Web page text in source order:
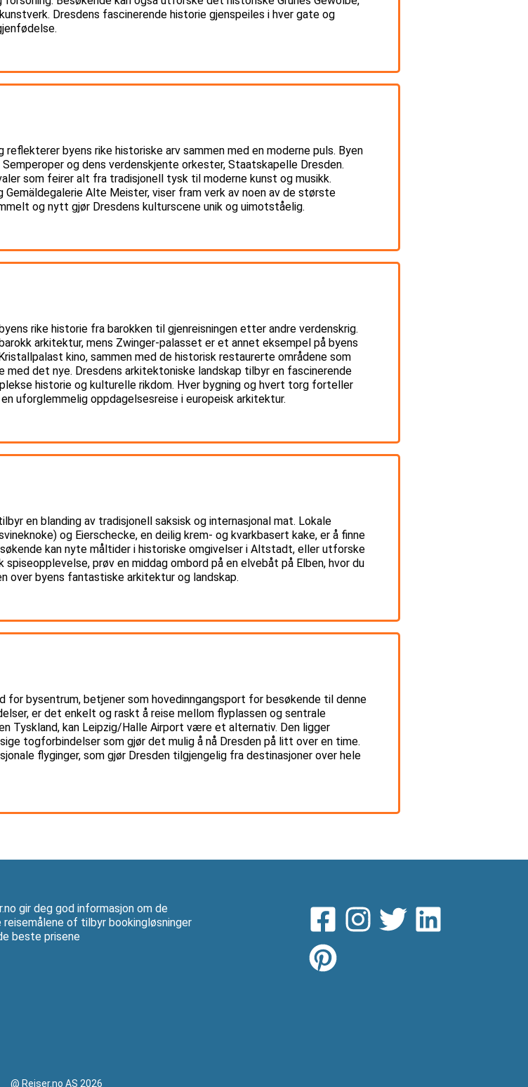
Dresdens fascinerende historie gjenspeiles i hver gate og
byens rike historiske arv sammen med en moderne puls. Byen
og dens verdenskjente orkester, Staatskapelle Dresden.
som feirer alt fra tradisjonell tysk til moderne kunst og musikk.
Alte Meister, viser fram verk av noen av de største
og nytt gjør Dresdens kulturscene unik og uimotståelig.
rike historie fra barokken til gjenreisningen etter andre verdenskrig.
arkitektur, mens Zwinger-palasset er et annet eksempel på byens
kino, sammen med de historisk restaurerte områdene som
det nye. Dresdens arkitektoniske landskap tilbyr en fascinerende
historie og kulturelle rikdom. Hver bygning og hvert torg forteller
uforglemmelig oppdagelsesreise i europeisk arkitektur.
en blanding av tradisjonell saksisk og internasjonal mat. Lokale
og Eierschecke, en deilig krem- og kvarkbasert kake, er å finne
kan nyte måltider i historiske omgivelser i Altstadt, eller utforske
prøv en middag ombord på en elvebåt på Elben, hvor du
over byens fantastiske arkitektur og landskap.
for bysentrum, betjener som hovedinngangsport for besøkende til denne
er det enkelt og raskt å reise mellom flyplassen og sentrale
Tyskland, kan Leipzig/Halle Airport være et alternativ. Den ligger
togforbindelser som gjør det mulig å nå Dresden på litt over en time.
flyginger, som gjør Dresden tilgjengelig fra destinasjoner over hele
gir deg god informasjon om de
of tilbyr bookingløsninger
beste prisene
@ Reiser.no AS 2026